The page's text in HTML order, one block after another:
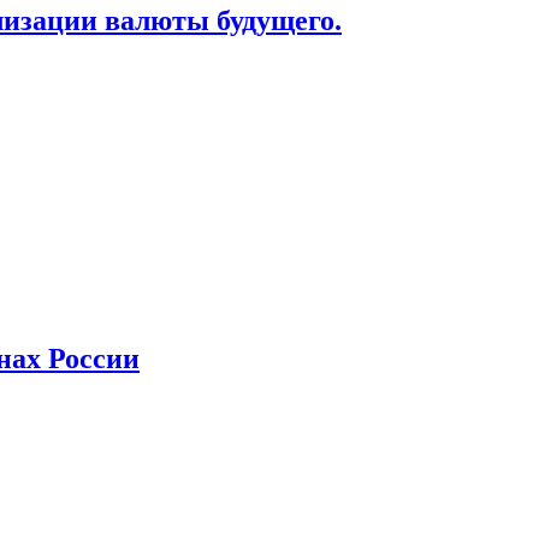
валюты будущего.
России